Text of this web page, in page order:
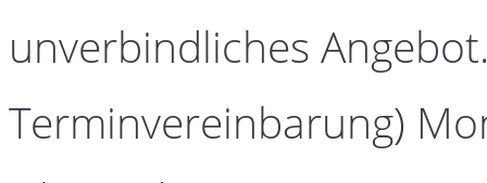
unverbindliches
Terminvereinbarung)